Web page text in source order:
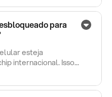
para
esteja
internacional. Isso...